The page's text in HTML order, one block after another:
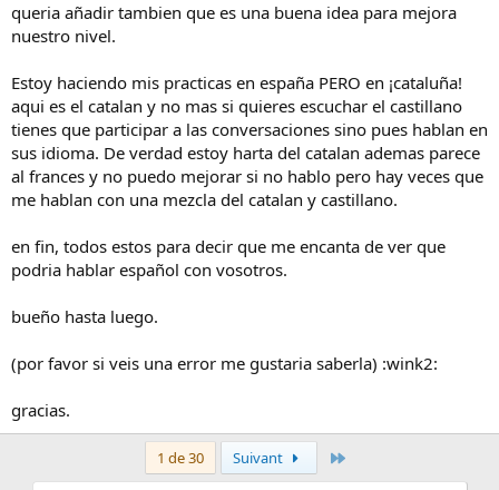
queria añadir tambien que es una buena idea para mejora
nuestro nivel.
Estoy haciendo mis practicas en españa PERO en ¡cataluña!
aqui es el catalan y no mas si quieres escuchar el castillano
tienes que participar a las conversaciones sino pues hablan en
sus idioma. De verdad estoy harta del catalan ademas parece
al frances y no puedo mejorar si no hablo pero hay veces que
me hablan con una mezcla del catalan y castillano.
en fin, todos estos para decir que me encanta de ver que
podria hablar español con vosotros.
bueño hasta luego.
(por favor si veis una error me gustaria saberla) :wink2:
gracias.
1 de 30 Suivant